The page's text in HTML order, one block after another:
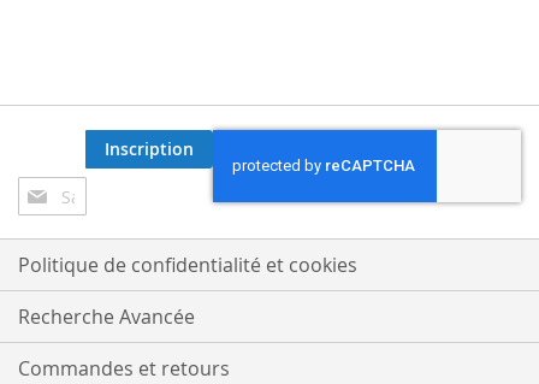
Inscription
à
notre
lettre
d’information
:
Inscription
Politique de confidentialité et cookies
Recherche Avancée
Commandes et retours